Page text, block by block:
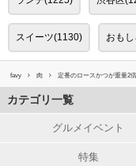
スイーツ(1130) おも
favy 肉 定番のロースかつが重量2
カテゴリ一覧
グルメイベント
特集